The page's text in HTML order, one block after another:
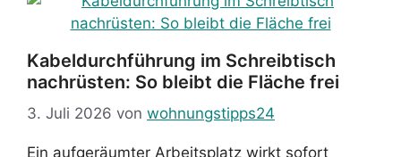
Kabeldurchführung im Schreibtisch
nachrüsten: So bleibt die Fläche frei
3. Juli 2026 von wohnungstipps24
Ein aufgeräumter Arbeitsplatz wirkt sofort